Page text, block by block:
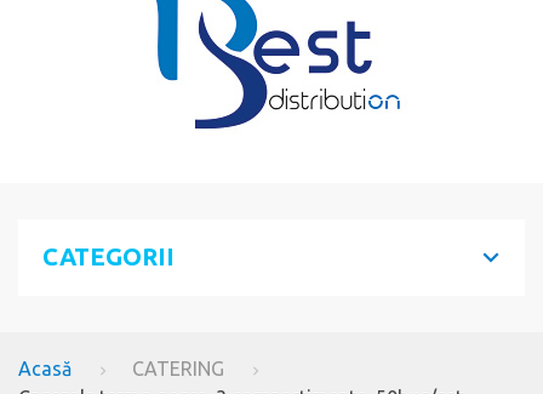
CATEGORII
Acasă
CATERING